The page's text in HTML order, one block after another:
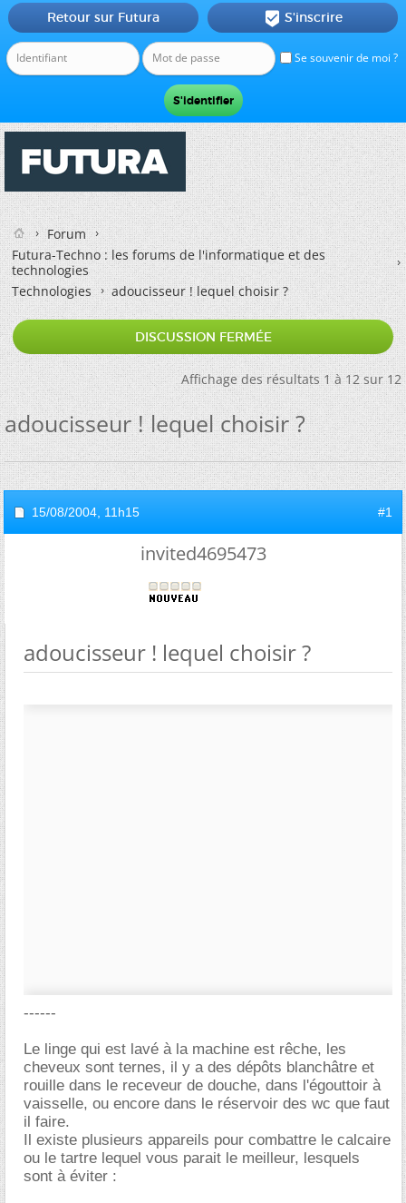
Se souvenir de moi ?
Retour sur Futura  S'inscrire
Forum
Futura-Techno : les forums de l'informatique et des
technologies
Technologies
adoucisseur ! lequel choisir ?
DISCUSSION FERMÉE
Affichage des résultats 1 à 12 sur 12
adoucisseur ! lequel choisir ?
15/08/2004, 11h15 #1
invited4695473
adoucisseur ! lequel choisir ?
------
Le linge qui est lavé à la machine est rêche, les
cheveux sont ternes, il y a des dépôts blanchâtre et
rouille dans le receveur de douche, dans l'égouttoir à
vaisselle, ou encore dans le réservoir des wc que faut
il faire.
Il existe plusieurs appareils pour combattre le calcaire
ou le tartre lequel vous parait le meilleur, lesquels
sont à éviter :